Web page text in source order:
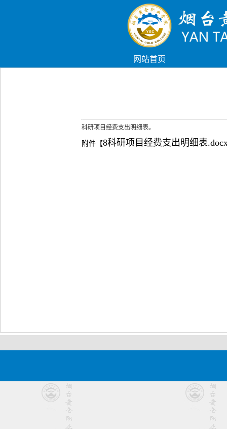
网站首页
科研项目经费支出明细表。
附件【8科研项目经费支出明细表